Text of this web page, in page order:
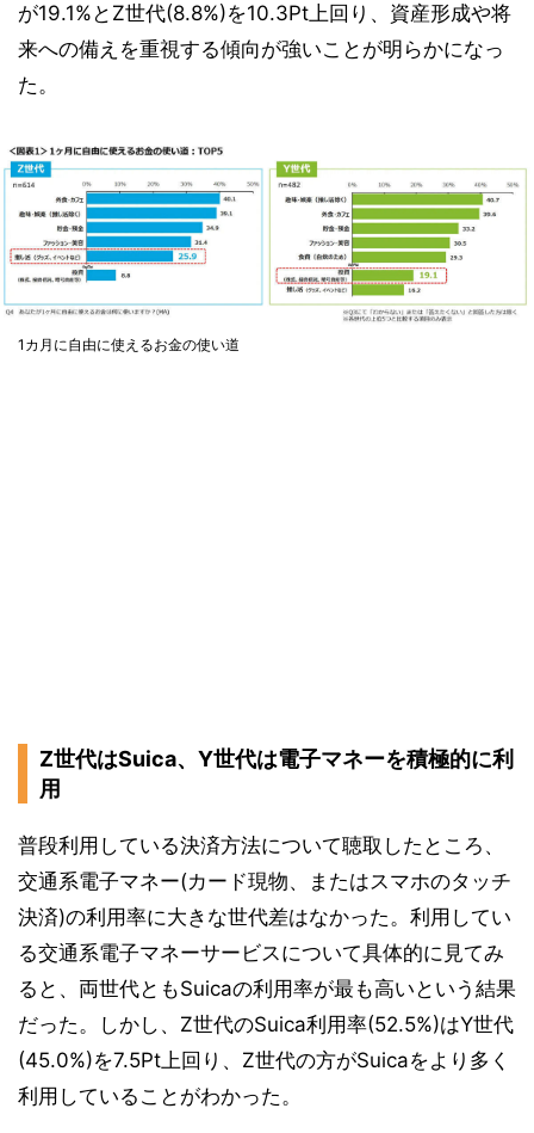
が19.1%とZ世代(8.8%)を10.3Pt上回り、資産形成や将
来への備えを重視する傾向が強いことが明らかになっ
た。
1カ月に自由に使えるお金の使い道
Z世代はSuica、Y世代は電子マネーを積極的に利
用
普段利用している決済方法について聴取したところ、
交通系電子マネー(カード現物、またはスマホのタッチ
決済)の利用率に大きな世代差はなかった。利用してい
る交通系電子マネーサービスについて具体的に見てみ
ると、両世代ともSuicaの利用率が最も高いという結果
だった。しかし、Z世代のSuica利用率(52.5%)はY世代
(45.0%)を7.5Pt上回り、Z世代の方がSuicaをより多く
利用していることがわかった。